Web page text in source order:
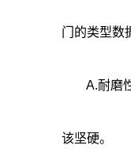
门的类型数
A.耐磨性
该坚硬。